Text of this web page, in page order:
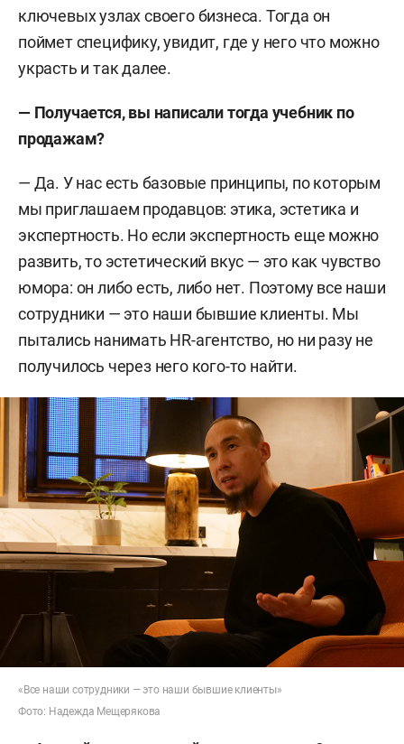
ключевых узлах своего бизнеса. Тогда он
поймет специфику, увидит, где у него что можно
украсть и так далее.
— Получается, вы написали тогда учебник по
продажам?
— Да. У нас есть базовые принципы, по которым
мы приглашаем продавцов: этика, эстетика и
экспертность. Но если экспертность еще можно
развить, то эстетический вкус — это как чувство
юмора: он либо есть, либо нет. Поэтому все наши
сотрудники — это наши бывшие клиенты. Мы
пытались нанимать HR-агентство, но ни разу не
получилось через него кого-то найти.
«Все наши сотрудники — это наши бывшие клиенты»
Фото: Надежда Мещерякова